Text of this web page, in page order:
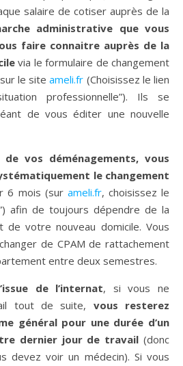
salaire de cotiser auprès de la
administrative que vous
faire connaitre auprès de la
via le formulaire de changement
le siteameli.fr (Choisissez le lien
professionnelle”). Ils se
de vous éditer une nouvelle
vos déménagements, vous
le changement
6 mois (sur ameli.fr, choisissez le
afin de toujours dépendre de la
de votre nouveau domicile. Vous
de CPAM de rattachement
entre deux semestres.
de l’internat, si vous ne
tout de suite, vous resterez
général pour une durée d’un
dernier jour de travail (donc
devez voir un médecin). Si vous